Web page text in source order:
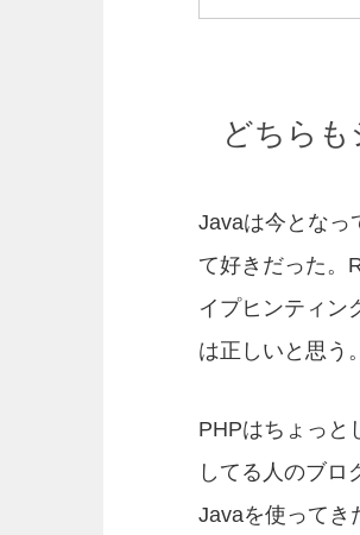
どちらも
Javaは今となっ
て好きだった。
イプヒンティン
は正しいと思う。
PHPはちょっと
してる人のブロ
Javaを使ってき